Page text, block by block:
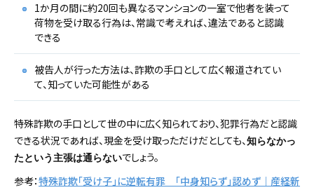
1か月の間に約20回も異なるマンションの一室で他者を装って
荷物を受け取る行為は、常識で考えれば、違法であると認識
できる
被告人が行った方法は、詐欺の手口として広く報道されてい
て、知っていた可能性がある
特殊詐欺の手口として世の中に広く知られており、犯罪行為だと認識
できる状況であれば、現金を受け取っただけだとしても、知らなかっ
たという主張は通らないでしょう。
参考：特殊詐欺「受け子」に逆転有罪 「中身知らず」認めず｜産経新